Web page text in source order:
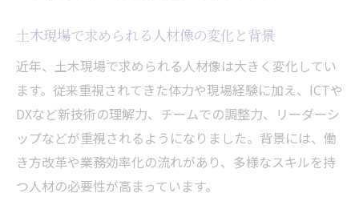
ICT活用で進化する土木人材育成の具体策
今後注目の土木人材教育の最新動向まとめ
今後注目される土木人材教育のトレンド解
説
土木分野の人材育成に必要な今後の視点
建設業人材育成事例から読み解く未来の土
木教育
土木現場で求められる人材像の変化と背景
近年、土木現場で求められる人材像は大きく変化してい
ます。従来重視されてきた体力や現場経験に加え、ICTや
DXなど新技術の理解力、チームでの調整力、リーダーシ
ップなどが重視されるようになりました。背景には、働
き方改革や業務効率化の流れがあり、多様なスキルを持
つ人材の必要性が高まっています。